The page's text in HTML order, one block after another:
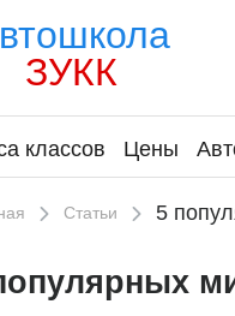
ЗУКК
классов Цены
Статьи 5